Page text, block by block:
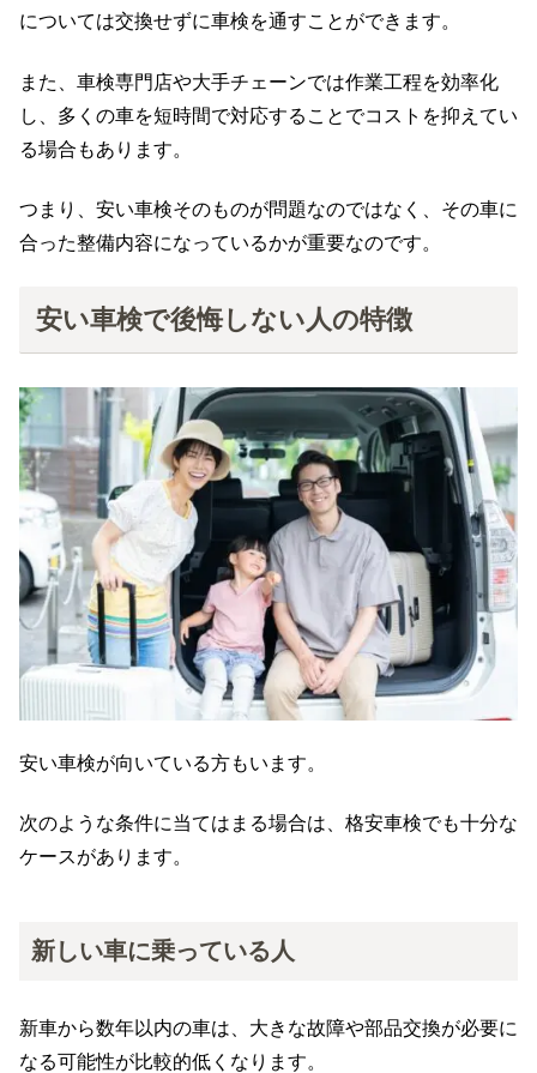
については交換せずに車検を通すことができます。
また、車検専門店や大手チェーンでは作業工程を効率化
し、多くの車を短時間で対応することでコストを抑えてい
る場合もあります。
つまり、安い車検そのものが問題なのではなく、その車に
合った整備内容になっているかが重要なのです。
安い車検で後悔しない人の特徴
安い車検が向いている方もいます。
次のような条件に当てはまる場合は、格安車検でも十分な
ケースがあります。
新しい車に乗っている人
新車から数年以内の車は、大きな故障や部品交換が必要に
なる可能性が比較的低くなります。